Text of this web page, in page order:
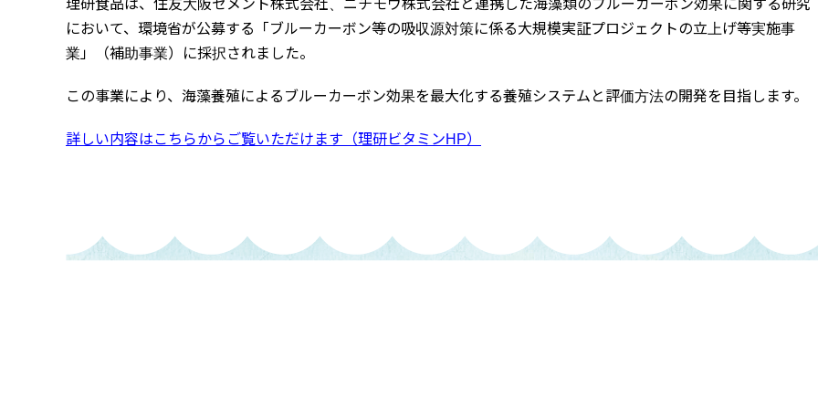
理研食品は、住友大阪セメント株式会社、ニチモウ株式会社と連携した海藻類のブルーカーボン効果に関する研究
において、環境省が公募する「ブルーカーボン等の吸収源対策に係る大規模実証プロジェクトの立上げ等実施事
業」（補助事業）に採択されました。
この事業により、海藻養殖によるブルーカーボン効果を最大化する養殖システムと評価方法の開発を目指します。
詳しい内容はこちらからご覧いただけます（理研ビタミンHP）